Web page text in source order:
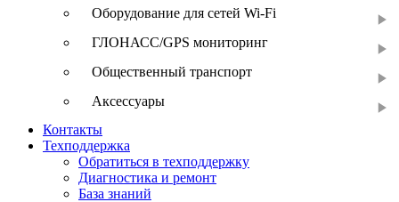
Оборудование для сетей Wi-Fi
ГЛОНАСС/GPS мониторинг
Общественный транспорт
Аксессуары
Контакты
Техподдержка
Обратиться в техподдержку
Диагностика и ремонт
База знаний